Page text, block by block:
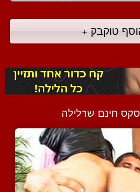
טוקבק +
חינם שרלילה